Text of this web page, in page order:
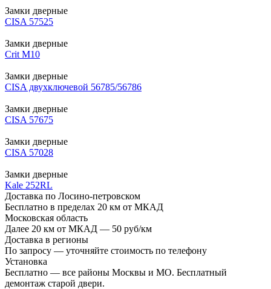
Замки дверные
CISA 57525
Замки дверные
Crit М10
Замки дверные
CISA двухключевой 56785/56786
Замки дверные
CISA 57675
Замки дверные
CISA 57028
Замки дверные
Kale 252RL
Доставка по Лосино-петровском
Бесплатно в пределах 20 км от МКАД
Московская область
Далее 20 км от МКАД — 50 руб/км
Доставка в регионы
По запросу — уточняйте стоимость по телефону
Установка
Бесплатно — все районы Москвы и МО. Бесплатный
демонтаж старой двери.